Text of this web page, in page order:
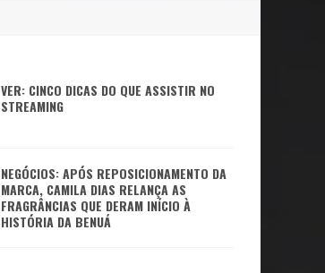
VER: CINCO DICAS DO QUE ASSISTIR NO
STREAMING
NEGÓCIOS: APÓS REPOSICIONAMENTO DA
MARCA, CAMILA DIAS RELANÇA AS
FRAGRÂNCIAS QUE DERAM INÍCIO À
HISTÓRIA DA BENUÁ